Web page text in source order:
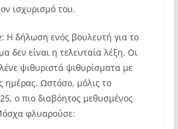
ισχυρισμό του.
Η δήλωση ενός βουλευτή για το
δεν είναι η τελευταία λέξη. Οι
ψιθυριστά ψιθυρίσματα με
ημέρας. Ωστόσο, μόλις το
ο πιο διαβόητος μεθυσμένος
φλυαρούσε: